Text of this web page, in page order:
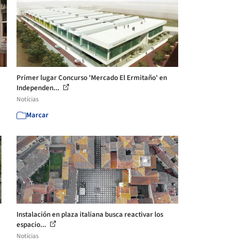
Primer lugar Concurso 'Mercado El Ermitaño' en
Independen...
Notícias
Marcar
Instalación en plaza italiana busca reactivar los
espacio...
Notícias